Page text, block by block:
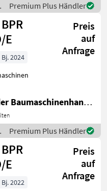
Premium Plus Händler
E
Preis
auf
Anfrage
Bj. 2024
Kleinheider Baumaschinenhandel GmbH.
Premium Plus Händler
E
Preis
auf
Anfrage
Bj. 2022